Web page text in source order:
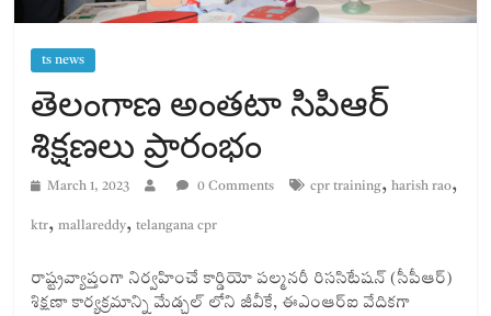
ts news
తెలంగాణ అంతటా సిపిఆర్
శిక్షణలు ప్రారంభం
March 1, 2023 0 Comments cpr training,harish rao,
ktr,mallareddy,telangana cpr
రాష్ట్రవ్యాప్తంగా నిర్వహించే కార్డియో పల్మనరీ రిససిటేషన్ (సీపీఆర్)
శిక్షణా కార్యక్రమాన్ని మేడ్చల్ లోని జీవీకే, ఈఎంఆర్ఐ వేదికగా